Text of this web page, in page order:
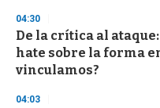
s
e
c
o
n
04:30
De la crítica al
hate sobre la forma
vinculamos?
04:03